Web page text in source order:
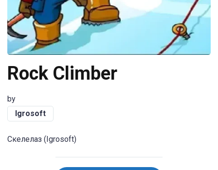
Rock Climber
by
Igrosoft
Скелелаз (Igrosoft)